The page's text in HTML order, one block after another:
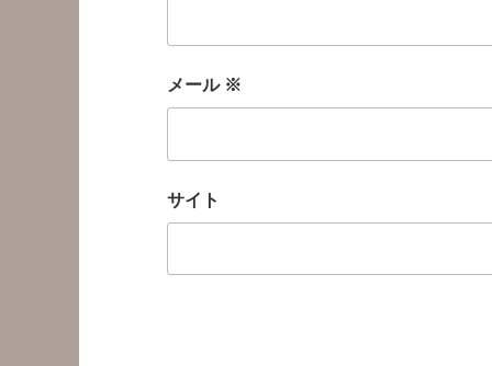
メール ※
サイト